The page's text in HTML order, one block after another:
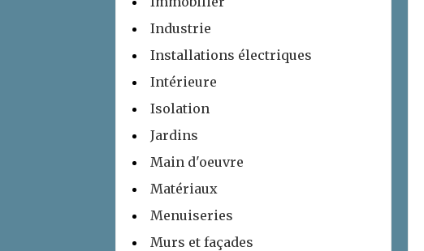
Industrie
Installations électriques
Intérieure
Isolation
Jardins
Main d'oeuvre
Matériaux
Menuiseries
Murs et façades